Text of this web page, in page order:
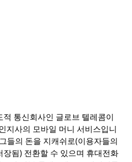
통신회사인 글로브 텔레콤이
지사의 모바일 머니 서비스입니
들의 돈을 지캐쉬로(이용자들의
장됨) 전환할 수 있으며 휴대전화